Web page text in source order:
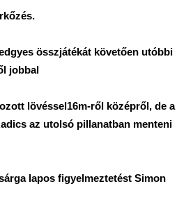
összjátékát követően utóbbi
jobbal
lövéssel16m-ről középről, de a
az utolsó pillanatban menteni
lapos figyelmeztetést Simon